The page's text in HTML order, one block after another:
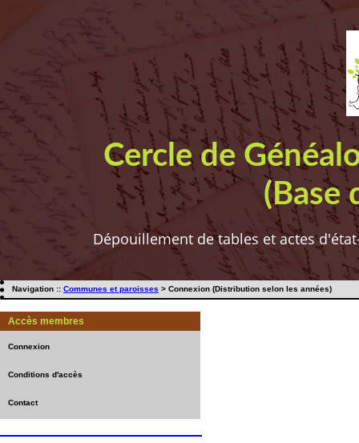
Cercle de
(Base
Dépouillement de tables et actes
Navigation :: Communes et paroisses > Connexion (Distribution selon les années)
Accès membres
Connexion
Conditions d'accès
Contact